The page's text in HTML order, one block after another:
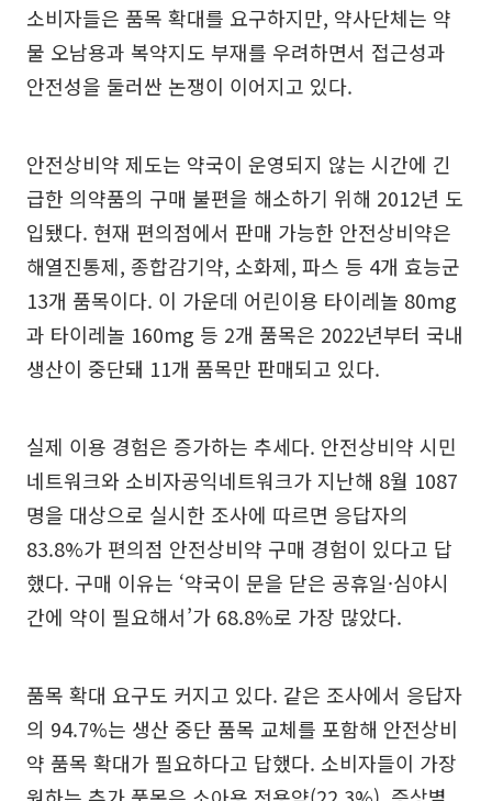
소비자들은 품목 확대를 요구하지만, 약사단체는 약
물 오남용과 복약지도 부재를 우려하면서 접근성과
안전성을 둘러싼 논쟁이 이어지고 있다.
안전상비약 제도는 약국이 운영되지 않는 시간에 긴
급한 의약품의 구매 불편을 해소하기 위해 2012년 도
입됐다. 현재 편의점에서 판매 가능한 안전상비약은
해열진통제, 종합감기약, 소화제, 파스 등 4개 효능군
13개 품목이다. 이 가운데 어린이용 타이레놀 80mg
과 타이레놀 160mg 등 2개 품목은 2022년부터 국내
생산이 중단돼 11개 품목만 판매되고 있다.
실제 이용 경험은 증가하는 추세다. 안전상비약 시민
네트워크와 소비자공익네트워크가 지난해 8월 1087
명을 대상으로 실시한 조사에 따르면 응답자의
83.8%가 편의점 안전상비약 구매 경험이 있다고 답
했다. 구매 이유는 ‘약국이 문을 닫은 공휴일·심야시
간에 약이 필요해서’가 68.8%로 가장 많았다.
품목 확대 요구도 커지고 있다. 같은 조사에서 응답자
의 94.7%는 생산 중단 품목 교체를 포함해 안전상비
약 품목 확대가 필요하다고 답했다. 소비자들이 가장